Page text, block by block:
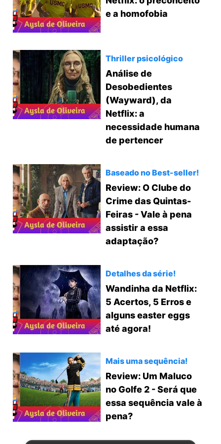
e a homofobia
Thriller psicológico
Análise de
Desobedientes
(Wayward), da
Netflix: a
necessidade humana
de pertencer
Baseado no Best-seller!
Review: O Clube do
Crime das Quintas-
Feiras - Vale à pena
assistir a essa
adaptação?
Detalhes da série!
Wandinha da Netflix:
5 Acertos, 5 Erros e
alguns easter eggs
até agora!
Mais uma sequência!
Review: Um Maluco
no Golfe 2 - Será que
essa sequência vale à
pena?